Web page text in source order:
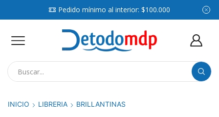
Pedido mínimo al interior: $100.000
INICIO LIBRERIA BRILLANTINAS